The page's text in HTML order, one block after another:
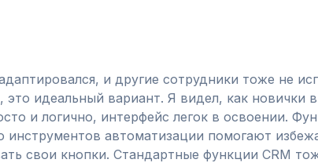
и другие сотрудники тоже не
это идеальный вариант. Я видел, как новички
и логично, интерфейс легок в освоении.
автоматизации помогают
свои кнопки. Стандартные функции CRM